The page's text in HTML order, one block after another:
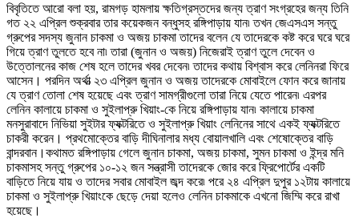
বিবৃতিতে আরো বলা হয়, রামগড় হামলায় ক্ষতিগ্রস্তদের জন্য ত্রাণ সংগ্রহের জন্য তিনি
গত ২২ এপ্রিল শুক্রবার তার কয়েকজন বন্ধুসহ রঙ্গিপাড়ায় যান৷ তখন জেএসএস সন্তু
গ্রুপের সদস্য জুনান চাকমা ও অজয় চাকমা তাদের বলেন যে তাদেরকে কষ্ট করে ঘরে ঘরে
গিয়ে ত্রাণ তুলতে হবে না৷ তারা (জুনান ও অজয়) নিজেরাই ত্রাণ তুলে দেবেন ও
উত্তোলনের কাজ শেষ হলে তাদের খবর দেবেন৷ তাদের কথায় বিশ্বাস করে লেনিনরা ফিরে
আসেন। পরদিন অর্থাত্‍ ২৩ এপ্রিল জুনান ও অজয় তাদেরকে মোবাইলে ফোন করে জানায়
যে ত্রাণ তোলা শেষ হয়েছে এবং ত্রাণ সামগ্রীগুলো তারা নিয়ে যেতে পারেন৷ এরপর
লেনিন কালায়ে চাকমা ও সুইলাপ্রু খিয়াং-কে নিয়ে রঙ্গিপাড়ায় যান৷ কালায়ে চাকমা
মনসুরাবাদে নিভিয়া সুইটার ফ্যক্টরিতে ও সুইলাপ্রু খিয়াং লেনিনের সাথে একই ফ্যক্টরিতে
চাকরী করেন। প্রথমোক্তের বাড়ি দীঘিনালার মধ্য বোয়ালখালি এবং শেষোক্তের বাড়ি
বান্দরবান। কথামত রঙ্গিপাড়ায় গেলে জুনান চাকমা, অজয় চাকমা, সুমন চাকমা ও ইন্দ্র মনি
চাকমাসহ সন্তু গ্রুপের ১০-১২ জন সন্ত্রাসী তাদেরকে জোর করে ফ্রিপোর্টের একটি
বাড়িতে নিয়ে যায় ও তাদের সবার মোবাইল জব্দ করে৷ পরে ২৪ এপ্রিল দুপুর ১২টায় কালায়ে
চাকমা ও সুইলাপ্রু খিয়াংকে ছেড়ে দেয়া হলেও লেনিন চাকমাকে এখনো জিম্মি করে রাখা
হয়েছে।